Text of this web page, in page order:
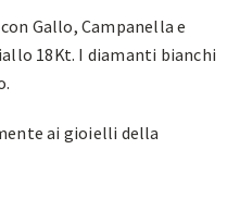
Gallo, Campanella e
18Kt. I diamanti bianchi
ai gioielli della